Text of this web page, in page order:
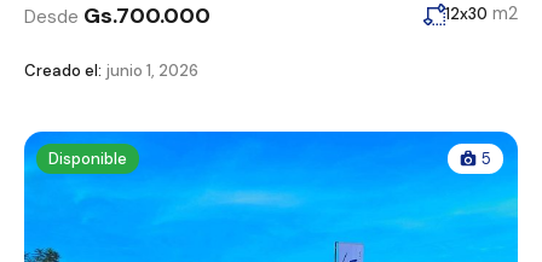
Desde Gs.700.000 12x30 m2
Creado el: junio 1, 2026
Disponible 5